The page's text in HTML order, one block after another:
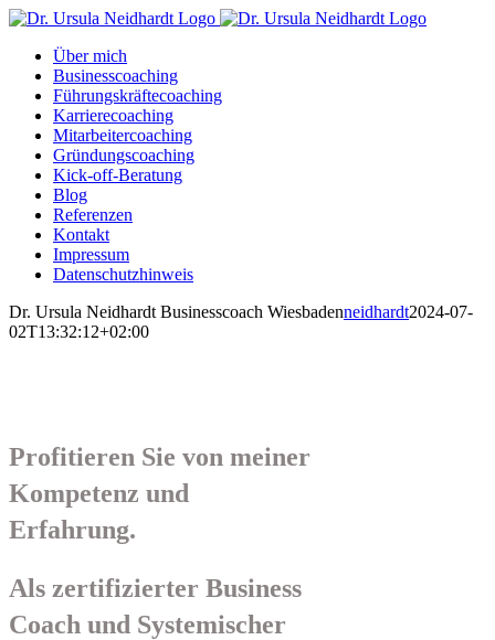
Zum
springenÜber mich
Businesscoaching
Führungskräftecoaching
Karrierecoaching
Mitarbeitercoaching
Gründungscoaching
Kick-off-Beratung
Blog
Referenzen
Kontakt
Impressum
Datenschutzhinweis
Dr. Ursula Neidhardt Businesscoach Wiesbadenneidhardt2024-07-
02T13:32:12+02:00
Profitieren Sie von meiner
Kompetenz und
Erfahrung.
Als zertifizierter Business
Coach und Systemischer